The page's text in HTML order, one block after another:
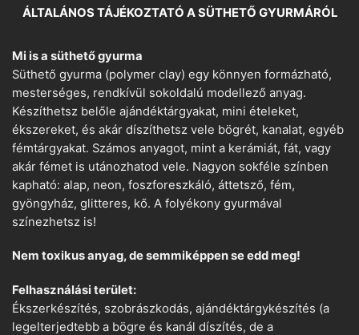
ÁLTALÁNOS TÁJÉKOZTATÓ A SÜTHETŐ GYURMÁRÓL
Mi is a süthető gyurma
Süthető gyurma (polymer clay) egy könnyen formázható,
mesterséges, rendkívül sokoldalú modellező anyag.
Készíthetsz belőle ajándéktárgyakat, mini ételeket,
ékszereket, és akár díszíthetsz vele bögrét, kanalat, egyéb
fémtárgyakat. Számos anyagot, mint a kerámiát, fát, vagy
akár fémet is utánozhatod vele. Nagyon sokféle színben
kapható: alap, neon, foszforeszkáló, áttetsző, fém,
gyöngyház, glitteres, kő. A folyékony gyurmával
színezhetsz is!
Nem toxikus anyag, de semmiképpen se edd meg!
Felhasználási terület:
Ékszerkészítés, szobrászkodás, ajándéktárgykészítés (a
legelterjedtebb a bögre és kanál díszítés, de a